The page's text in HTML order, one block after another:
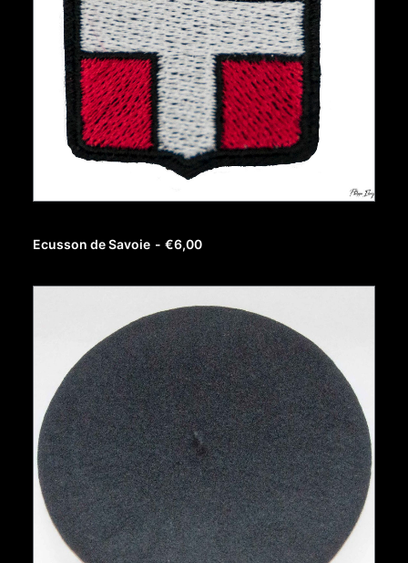
AJOUTER AU PANIER
Ecusson de Savoie €6,00